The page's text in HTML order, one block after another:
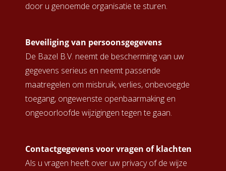
door u genoemde organisatie te sturen.
Beveiliging van persoonsgegevens
De Bazel B.V. neemt de bescherming van uw
gegevens serieus en neemt passende
maatregelen om misbruik, verlies, onbevoegde
toegang, ongewenste openbaarmaking en
ongeoorloofde wijzigingen tegen te gaan.
Contactgegevens voor vragen of klachten
Als u vragen heeft over uw privacy of de wijze